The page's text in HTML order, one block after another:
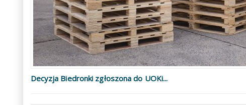
Decyzja Biedronki zgłoszona do UOKi...